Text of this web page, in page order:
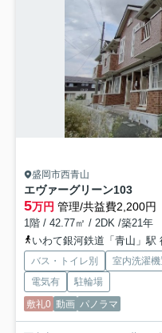
盛岡市西青山
エヴァーグリーン103
5万円 管理/共益費2,200円
1階 / 42.77㎡ / 2DK /築21年
いわて銀河鉄道「青山」駅
バス・トイレ別 室内洗濯
電気有
駐輪場
敷礼0 動画 パノラマ